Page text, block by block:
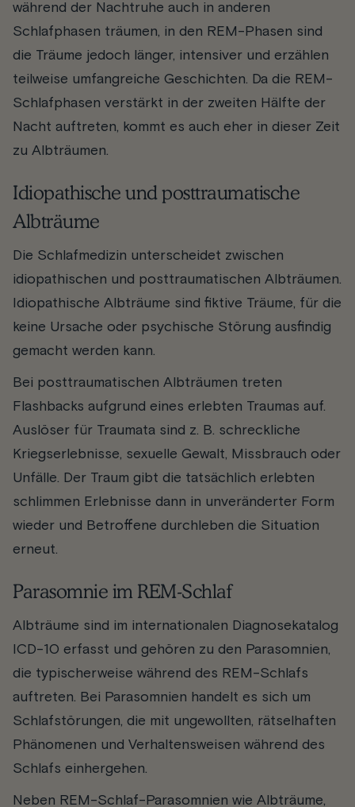
während der Nachtruhe auch in anderen
Schlafphasen träumen, in den REM-Phasen sind
die Träume jedoch länger, intensiver und erzählen
teilweise umfangreiche Geschichten. Da die REM-
Schlafphasen verstärkt in der zweiten Hälfte der
Nacht auftreten, kommt es auch eher in dieser Zeit
zu Albträumen.
Idiopathische und posttraumatische
Albträume
Die Schlafmedizin unterscheidet zwischen
idiopathischen und posttraumatischen Albträumen.
Idiopathische Albträume sind fiktive Träume, für die
keine Ursache oder psychische Störung ausfindig
gemacht werden kann.
Bei posttraumatischen Albträumen treten
Flashbacks aufgrund eines erlebten Traumas auf.
Auslöser für Traumata sind z. B. schreckliche
Kriegserlebnisse, sexuelle Gewalt, Missbrauch oder
Unfälle. Der Traum gibt die tatsächlich erlebten
schlimmen Erlebnisse dann in unveränderter Form
wieder und Betroffene durchleben die Situation
erneut.
Parasomnie im REM-Schlaf
Albträume sind im internationalen Diagnosekatalog
ICD-10 erfasst und gehören zu den Parasomnien,
die typischerweise während des REM-Schlafs
auftreten. Bei Parasomnien handelt es sich um
Schlafstörungen, die mit ungewollten, rätselhaften
Phänomenen und Verhaltensweisen während des
Schlafs einhergehen.
Neben REM-Schlaf-Parasomnien wie Albträume,